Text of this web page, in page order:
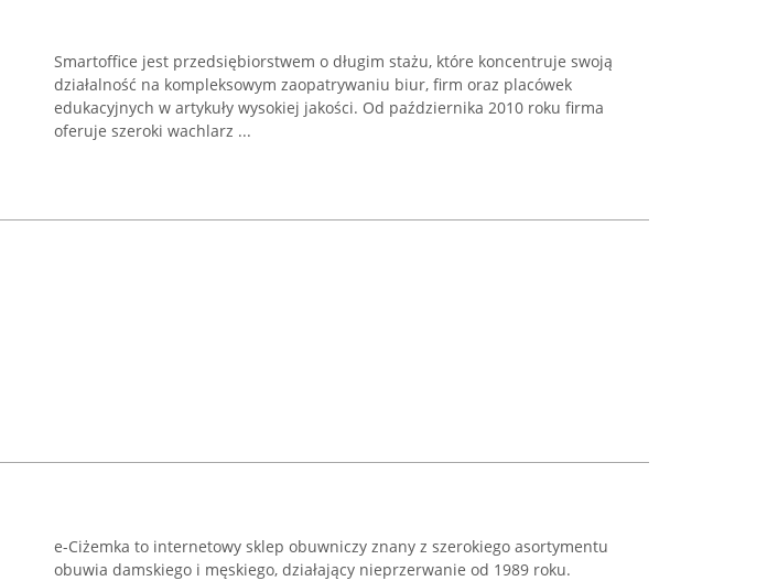
Smartoffice jest przedsiębiorstwem o długim stażu, które koncentruje swoją
działalność na kompleksowym zaopatrywaniu biur, firm oraz placówek
edukacyjnych w artykuły wysokiej jakości. Od października 2010 roku firma
oferuje szeroki wachlarz ...
e-Ciżemka to internetowy sklep obuwniczy znany z szerokiego asortymentu
obuwia damskiego i męskiego, działający nieprzerwanie od 1989 roku.